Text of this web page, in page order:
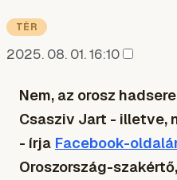
TÉR
2025. 08. 01. 16:10
Nem, az orosz
Csasziv Jart - illetve,
- írja Facebook-
Oroszország-